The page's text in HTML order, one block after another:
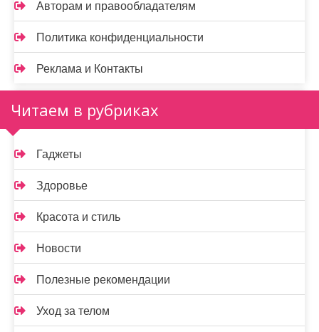
Авторам и правообладателям
Политика конфиденциальности
Реклама и Контакты
Читаем в рубриках
Гаджеты
Здоровье
Красота и стиль
Новости
Полезные рекомендации
Уход за телом